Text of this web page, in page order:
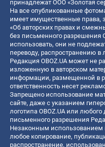
принадлежат ООО «Золотая
На все опубликованные
имеет имущественные
«Об авторских правах и
без письменного разрешения
использовать, они не
переводу, распространению
Редакция OBOZ.UA может не
изложенную в авторском
информации, размещенной в
ответственность несет
Запрещено использование
сайте, даже с указанием
логотипа OBOZ.UA или
письменного разрешения
Незаконным использованием
любое копирование,
распространение,